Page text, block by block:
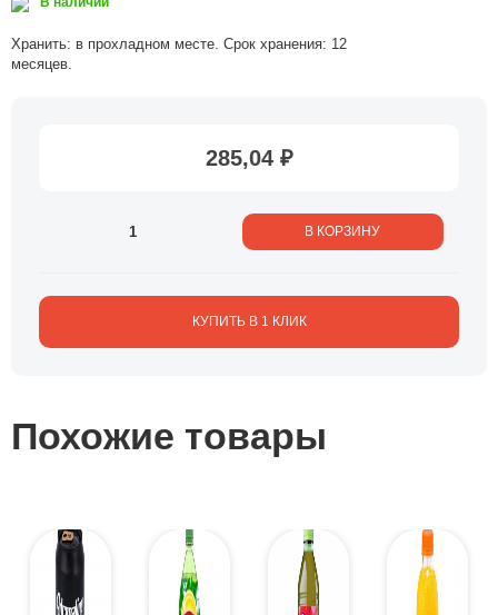
Хранить: в прохладном месте. Срок хранения: 12
месяцев.
285,04 ₽
В КОРЗИНУ
КУПИТЬ В 1 КЛИК
Похожие товары